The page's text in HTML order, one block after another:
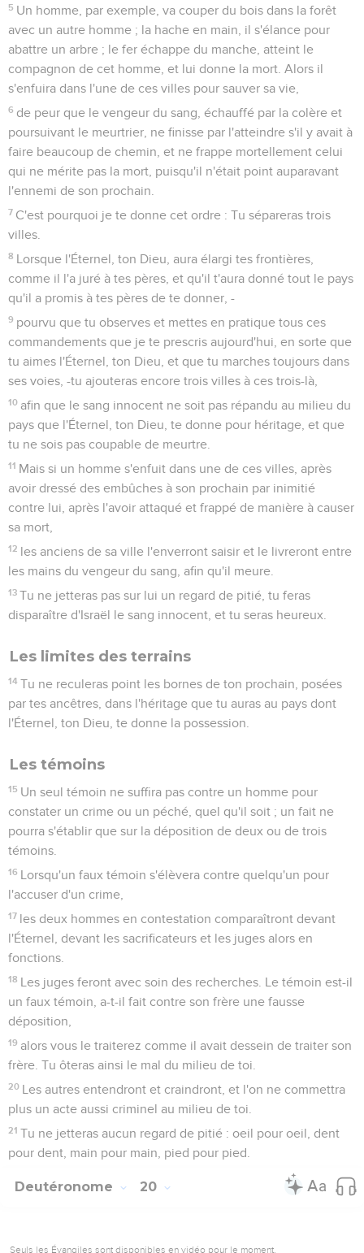
5 Un homme, par exemple, va couper du bois dans la forêt
avec un autre homme ; la hache en main, il s'élance pour
abattre un arbre ; le fer échappe du manche, atteint le
compagnon de cet homme, et lui donne la mort. Alors il
s'enfuira dans l'une de ces villes pour sauver sa vie,
6 de peur que le vengeur du sang, échauffé par la colère et
poursuivant le meurtrier, ne finisse par l'atteindre s'il y avait à
faire beaucoup de chemin, et ne frappe mortellement celui
qui ne mérite pas la mort, puisqu'il n'était point auparavant
l'ennemi de son prochain.
7 C'est pourquoi je te donne cet ordre : Tu sépareras trois
villes.
8 Lorsque l'Éternel, ton Dieu, aura élargi tes frontières,
comme il l'a juré à tes pères, et qu'il t'aura donné tout le pays
qu'il a promis à tes pères de te donner, -
9 pourvu que tu observes et mettes en pratique tous ces
commandements que je te prescris aujourd'hui, en sorte que
tu aimes l'Éternel, ton Dieu, et que tu marches toujours dans
ses voies, -tu ajouteras encore trois villes à ces trois-là,
10 afin que le sang innocent ne soit pas répandu au milieu du
pays que l'Éternel, ton Dieu, te donne pour héritage, et que
tu ne sois pas coupable de meurtre.
11 Mais si un homme s'enfuit dans une de ces villes, après
avoir dressé des embûches à son prochain par inimitié
contre lui, après l'avoir attaqué et frappé de manière à causer
sa mort,
12 les anciens de sa ville l'enverront saisir et le livreront entre
les mains du vengeur du sang, afin qu'il meure.
13 Tu ne jetteras pas sur lui un regard de pitié, tu feras
disparaître d'Israël le sang innocent, et tu seras heureux.
Les limites des terrains
14 Tu ne reculeras point les bornes de ton prochain, posées
par tes ancêtres, dans l'héritage que tu auras au pays dont
l'Éternel, ton Dieu, te donne la possession.
Les témoins
15 Un seul témoin ne suffira pas contre un homme pour
constater un crime ou un péché, quel qu'il soit ; un fait ne
pourra s'établir que sur la déposition de deux ou de trois
témoins.
16 Lorsqu'un faux témoin s'élèvera contre quelqu'un pour
l'accuser d'un crime,
17 les deux hommes en contestation comparaîtront devant
l'Éternel, devant les sacrificateurs et les juges alors en
fonctions.
18 Les juges feront avec soin des recherches. Le témoin est-il
un faux témoin, a-t-il fait contre son frère une fausse
déposition,
19 alors vous le traiterez comme il avait dessein de traiter son
frère. Tu ôteras ainsi le mal du milieu de toi.
20 Les autres entendront et craindront, et l'on ne commettra
plus un acte aussi criminel au milieu de toi.
21 Tu ne jetteras aucun regard de pitié : oeil pour oeil, dent
pour dent, main pour main, pied pour pied.
Deutéronome 20
Seuls les Évangiles sont disponibles en vidéo pour le moment.